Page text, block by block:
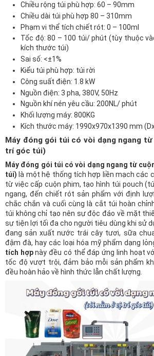
Chiều rộng túi phù hợp: 60 – 90mm
Chiều dài túi phù hợp 80 – 310mm
Phạm vi thể tích chiết rót: 0 – 100ml
Tốc độ: 80 – 100 túi/ phút (tùy thuộc
kích thước túi)
Sai số: <±1%
Kiểu túi phù hợp: túi rời
Công suất điện: 1.8 kW
Nguồn điện: 3 pha, 380V, 50Hz
Nguồn khí nén yêu cầu: 200NL/ phút
Khối lượng máy: 800KG
Kích thước máy: 1990x970x1390 mm
Máy đóng gói túi có vòi dạng ngang
trí góc túi)
Máy đóng gói túi có vòi dạng ngang từ
túi) là một hệ thống tích hợp liền mạch các
từ việc cấp cuộn phim, tạo hình túi pouch
ngang, đến chiết rót sản phẩm với định
chắc chắn và cuối cùng là cắt túi hoàn
túi không chỉ tạo nên sự độc đáo về mặt
sự tiện lợi tối đa cho người tiêu dùng khi sử
đang sản xuất nước trái cây tươi, sữa
đậm đà, hay các loại hóa mỹ phẩm dạng
tích hợpnày đều có thể đáp ứng linh hoạt
tốc độ vượt trội, đảm bảo mỗi sản phẩm
đều hoàn hảo về hình thức lẫn chất lượng.